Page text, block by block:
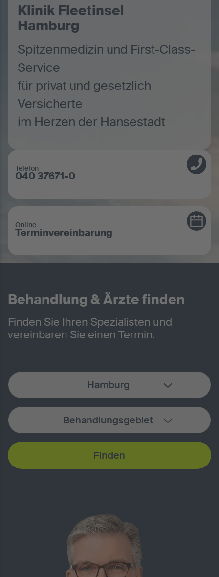
Klinik Fleetinsel
Hamburg
Spitzenmedizin und First-Class-
Service
für privat und gesetzlich
Versicherte
im Herzen der Hansestadt
Telefon
040 37671-0
Online
Terminvereinbarung
Behandlung & Ärzte finden
Finden Sie Ihren Spezialisten und
vereinbaren Sie einen Termin.
Hamburg
Behandlungsgebiet
Finden